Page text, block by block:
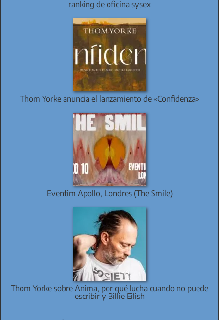
ranking de oficina sysex
Thom Yorke anuncia el lanzamiento de «Confidenza»
Eventim Apollo, Londres (The Smile)
Thom Yorke sobre Anima, por qué lucha cuando no puede
escribir y Billie Eilish